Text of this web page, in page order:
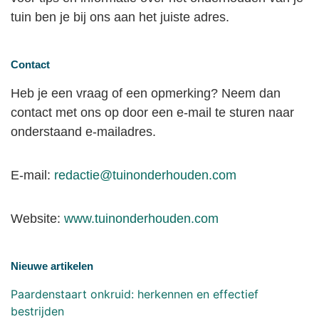
tuin ben je bij ons aan het juiste adres.
Contact
Heb je een vraag of een opmerking? Neem dan
contact met ons op door een e-mail te sturen naar
onderstaand e-mailadres.
E-mail: redactie@tuinonderhouden.com
Website: www.tuinonderhouden.com
Nieuwe artikelen
Paardenstaart onkruid: herkennen en effectief
bestrijden